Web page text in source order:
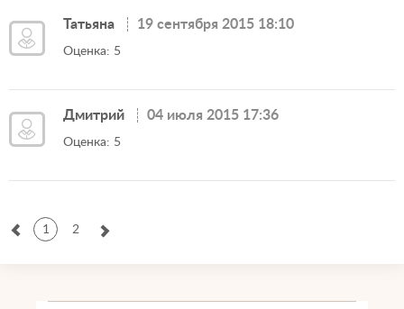
Татьяна 19 сентября 2015 18:10
Оценка: 5
Дмитрий 04 июля 2015 17:36
Оценка: 5
1 2